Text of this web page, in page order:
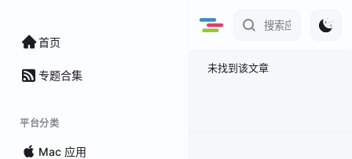
首页
专题合集
平台分类
Mac 应用
未找到该文章